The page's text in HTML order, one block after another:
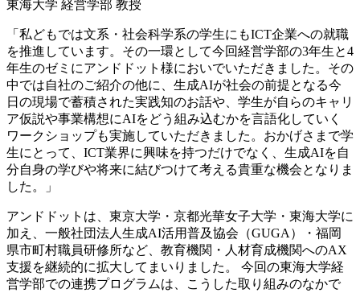
東海大学 経営学部 教授
「私どもでは文系・社会科学系の学生にもICT企業への就職
を推進しています。その一環として今回経営学部の3年生と4
年生のゼミにアンドドット様においでいただきました。その
中では自社のご紹介の他に、生成AIが社会の前提となる今
日の現場で蓄積された実践知のお話や、学生が自らのキャリ
ア仮説や事業構想にAIをどう組み込むかを言語化していく
ワークショップも実施していただきました。おかげさまで学
生にとって、ICT業界に興味を持つだけでなく、生成AIを自
分自身の学びや将来に結びつけて考える貴重な機会となりま
した。」
アンドドットは、東京大学・京都光華女子大学・東海大学に
加え、一般社団法人生成AI活用普及協会（GUGA）・福岡
県市町村職員研修所など、教育機関・人材育成機関へのAX
支援を継続的に拡大してまいりました。 今回の東海大学経
営学部での連携プログラムは、こうした取り組みのなかで